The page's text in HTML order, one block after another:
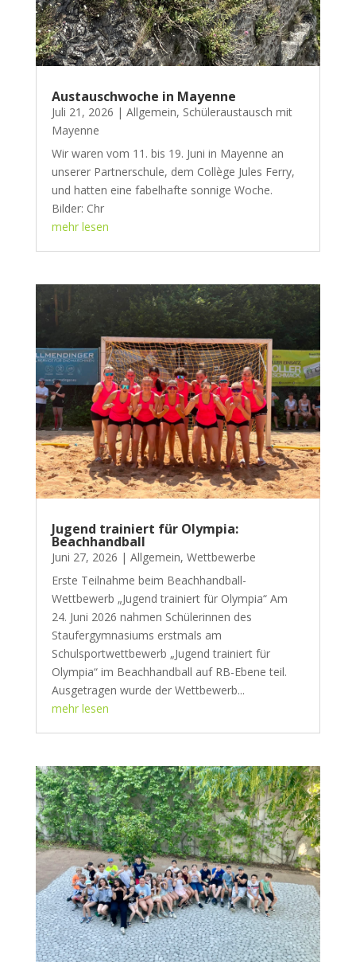
Austauschwoche in Mayenne
Juli 21, 2026 | Allgemein, Schüleraustausch mit
Mayenne
Wir waren vom 11. bis 19. Juni in Mayenne an
unserer Partnerschule, dem Collège Jules Ferry,
und hatten eine fabelhafte sonnige Woche.
Bilder: Chr
mehr lesen
Jugend trainiert für Olympia:
Beachhandball
Juni 27, 2026 | Allgemein, Wettbewerbe
Erste Teilnahme beim Beachhandball-
Wettbewerb „Jugend trainiert für Olympia“ Am
24. Juni 2026 nahmen Schülerinnen des
Staufergymnasiums erstmals am
Schulsportwettbewerb „Jugend trainiert für
Olympia“ im Beachhandball auf RB-Ebene teil.
Ausgetragen wurde der Wettbewerb...
mehr lesen